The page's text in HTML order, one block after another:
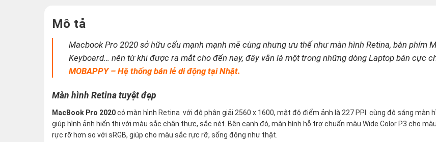
Mô tả
Macbook Pro 2020 sở hữu cấu mạnh mạnh mẽ cùng nhưng ưu thế như màn hình Retina, bàn phím
Keyboard… nên từ khi được ra mắt cho đến nay, đây vẫn là một trong những dòng Laptop bán cực
MOBAPPY – Hệ thống bán lẻ di động tại Nhật.
Màn hình Retina tuyệt đẹp
MacBook Pro 2020có màn hình Retina với độ phân giải 2560 x 1600, mật độ điểm ảnh là 227 PPI cùng độ sáng màn
giúp hình ảnh hiển thị với màu sắc chân thực, sắc nét. Bên cạnh đó, màn hình hỗ trợ chuẩn màu Wide Color P3 cho
rực rỡ hơn so với sRGB, giúp cho màu sắc rực rỡ, sống động như thật.